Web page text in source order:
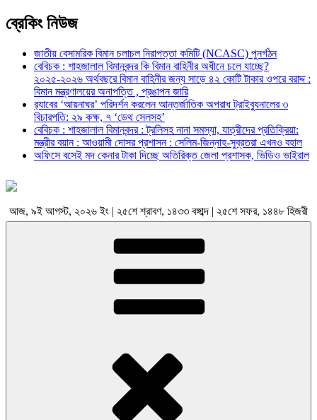
ব্রেকিং নিউজ
জাতীয় বেসামরিক বিমান চলাচল নিরাপত্তা কমিটি (NCASC) পুনর্গঠন
বেবিচক : শাহজালাল বিমানবন্দর কি বিমান বাহিনীর অধীনে চলে যাচ্ছে?
২০২৫-২০২৬ অর্থবছরে বিমান বাহিনীর জন্য সাড়ে ৪২ কোটি টাকার ওপরে বরাদ্দ :
বিমান মন্ত্রণালয়ের অনাপত্তি , প্রঙাপন জারি
র‍্যাবের ‘আয়নাঘর’ পরিদর্শন করলেন আন্তর্জাতিক অপরাধ ট্রাইব্যুনালের ৩
বিচারপতি: ২৯ কক্ষ, ৭ ‘ডেথ সেলসহ’
বেবিচক : শাহজালাল বিমানবন্দর : ট্রলিসহ নানা সমস্যা, যাত্রীদের প্রতিক্রিয়া:
মন্ত্রীর বয়ান : আওয়ামী দোসর প্রশাসন : সেলিম-জিন্নাহ-সুব্রতরা এখনও বহাল
অফিসে বসেই মদ কেনার টাকা দিচ্ছে অতিরিক্ত জেলা প্রশাসক, ভিডিও ভাইরাল
আজ, ৯ই আগস্ট, ২০২৬ ইং | ২৫শে শ্রাবণ, ১৪৩৩ বঙ্গাব্দ | ২৫শে সফর, ১৪৪৮ হিজরী